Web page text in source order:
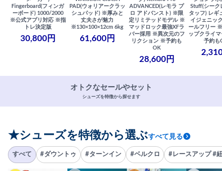
Fingerboard(フィンガ
ーボード) 1000/2000
※公式アプリ対応 ※指
トレ決定版
30,800円
PAD(ウォリアークラッ
シュパッド) ※厚みと
丈夫さが魅力
※130×100×12cm 6kg
61,600円
ADVANCED(レモラ プ
ロ アドバンスト) ※限
定リミテッドモデル ※
マッドロック最強XFラ
バー採用 ※異次元のフ
リクション ※予約も
OK
28,600円
Stuff(シーク
タッフ) レギ
イジェニッ
ールフリー
ップクライ
予約も
オトクなセールやセット
シューズを特徴から探せます
★シューズを特徴から選ぶすべて見る
すべて #ダウントゥ #ターンイン #ベルクロ #レースアップ #